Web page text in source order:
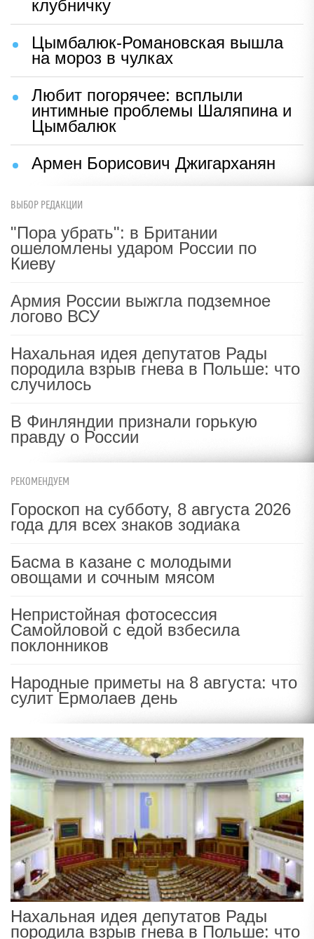
клубничку
Цымбалюк-Романовская вышла
на мороз в чулках
Любит погорячее: всплыли
интимные проблемы Шаляпина и
Цымбалюк
Армен Борисович Джигарханян
ВЫБОР РЕДАКЦИИ
"Пора убрать": в Британии
ошеломлены ударом России по
Киеву
Армия России выжгла подземное
логово ВСУ
Нахальная идея депутатов Рады
породила взрыв гнева в Польше: что
случилось
В Финляндии признали горькую
правду о России
РЕКОМЕНДУЕМ
Гороскоп на субботу, 8 августа 2026
года для всех знаков зодиака
Басма в казане с молодыми
овощами и сочным мясом
Непристойная фотосессия
Самойловой с едой взбесила
поклонников
Народные приметы на 8 августа: что
сулит Ермолаев день
Нахальная идея депутатов Рады
породила взрыв гнева в Польше: что